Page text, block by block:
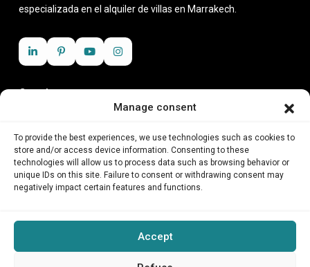
Manage consent
To provide the best experiences, we use technologies such as cookies to
store and/or access device information. Consenting to these
technologies will allow us to process data such as browsing behavior or
unique IDs on this site. Failure to consent or withdrawing consent may
negatively impact certain features and functions.
Accept
especializada en el alquiler de villas en Marrakech.
Contáctanos
+212 6 23 11 25 18
contact@unlimitedmarrakech.com
Inicio
Restaurante con espectáculo